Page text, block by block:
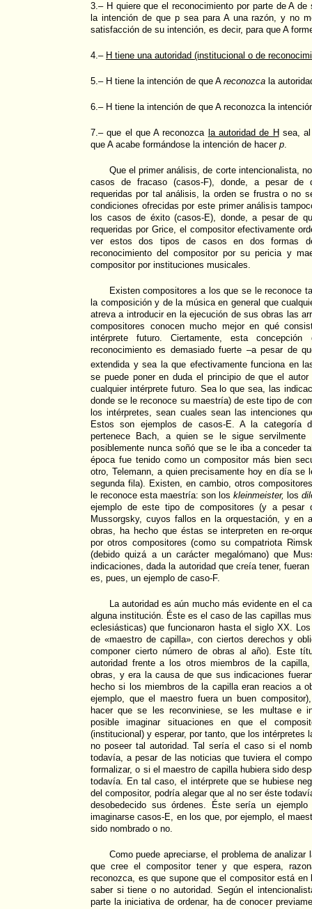
3.– H quiere que el reconocimiento por parte de A
la intención de que p sea para A una razón, y no
satisfacción de su intención, es decir, para que A
4.– H tiene una autoridad (institucional o de
5.– H tiene la intención de que A reconozca la
6.– H tiene la intención de que A reconozca la
7.– que el que A reconozca la autoridad de H sea,
que A acabe formándose la intención de hacer p.
Que el primer análisis, de corte intencionalista,
casos de fracaso (casos-F), donde, a pesar de
requeridas por tal análisis, la orden se frustra o no
condiciones ofrecidas por este primer análisis
los casos de éxito (casos-E), donde, a pesar de
requeridas por Grice, el compositor efectivamente
ver estos dos tipos de casos en dos formas
reconocimiento del compositor por su pericia y
compositor por instituciones musicales.
Existen compositores a los que se le reconoce
la composición y de la música en general que
atreva a introducir en la ejecución de sus obras las
compositores conocen mucho mejor en qué
intérprete futuro. Ciertamente, esta
reconocimiento es demasiado fuerte –a pesar de
extendida y sea la que efectivamente funciona en
se puede poner en duda el principio de que el
cualquier intérprete futuro. Sea lo que sea, las
donde se le reconoce su maestría) de este tipo de
los intérpretes, sean cuales sean las intenciones
Estos son ejemplos de casos-E. A la categoría
pertenece Bach, a quien se le sigue
posiblemente nunca soñó que se le iba a conceder
época fue tenido como un compositor más bien
otro, Telemann, a quien precisamente hoy en día se
segunda fila). Existen, en cambio, otros
le reconoce esta maestría: son los kleinmeister, los
ejemplo de este tipo de compositores (y a pesar
Mussorgsky, cuyos fallos en la orquestación, y en
obras, ha hecho que éstas se interpreten en re-
por otros compositores (como su compatriota
(debido quizá a un carácter megalómano) que
indicaciones, dada la autoridad que creía tener,
es, pues, un ejemplo de caso-F.
La autoridad es aún mucho más evidente en el
alguna institución. Éste es el caso de las capillas
eclesiásticas) que funcionaron hasta el siglo XX.
de «maestro de capilla», con ciertos derechos y
componer cierto número de obras al año). Este
autoridad frente a los otros miembros de la
obras, y era la causa de que sus indicaciones
hecho si los miembros de la capilla eran reacios a
ejemplo, que el maestro fuera un buen
hacer que se les reconviniese, se les multase e
posible imaginar situaciones en que el
(institucional) y esperar, por tanto, que los intérpretes
no poseer tal autoridad. Tal sería el caso si el
todavía, a pesar de las noticias que tuviera el
formalizar, o si el maestro de capilla hubiera sido
todavía. En tal caso, el intérprete que se hubiese
del compositor, podría alegar que al no ser éste
desobedecido sus órdenes. Éste sería un ejemplo
imaginarse casos-E, en los que, por ejemplo, el
sido nombrado o no.
Como puede apreciarse, el problema de analizar
que cree el compositor tener y que espera,
reconozca, es que supone que el compositor está
saber si tiene o no autoridad. Según el
parte la iniciativa de ordenar, ha de conocer